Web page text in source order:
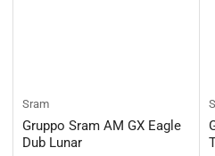
Sram
Gruppo Sram AM GX Eagle
Dub Lunar